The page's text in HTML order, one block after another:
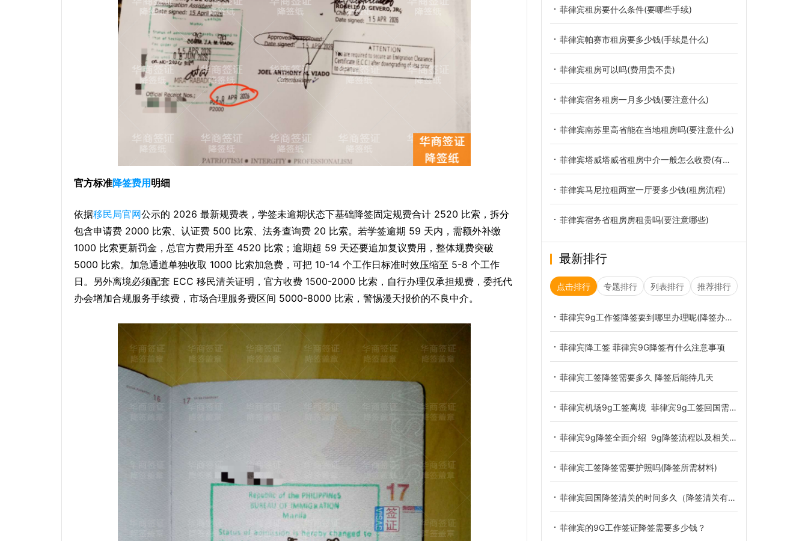
官方标准降签费用 明细
依据移民局官网公示的 2026 最新规费表，学签未逾期状态下基础降签固定规费合计 2520 比索，拆分
包含申请费 2000 比索、认证费 500 比索、法务查询费 20 比索。若学签逾期 59 天内，需额外补缴
1000 比索更新罚金，总官方费用升至 4520 比索；逾期超 59 天还要追加复议费用，整体规费突破
5000 比索。加急通道单独收取 1000 比索加急费，可把 10-14 个工作日标准时效压缩至 5-8 个工作
日。另外离境必须配套 ECC 移民清关证明，官方收费 1500-2000 比索，自行办理仅承担规费，委托代
办会增加合规服务手续费，市场合理服务费区间 5000-8000 比索，警惕漫天报价的不良中介。
菲律宾租房要什么条件(要哪些手续)
菲律宾帕赛市租房要多少钱(手续是什么)
菲律宾租房可以吗(费用贵不贵)
菲律宾宿务租房一月多少钱(要注意什么)
菲律宾南苏里高省能在当地租房吗(要注意什么)
菲律宾塔威塔威省租房中介一般怎么收费(有什么手续)
菲律宾马尼拉租两室一厅要多少钱(租房流程)
菲律宾宿务省租房房租贵吗(要注意哪些)
最新排行
点击排行 专题排行 列表排行 推荐排行
菲律宾9g工作签降签要到哪里办理呢(降签办理介绍)
菲律宾降工签 菲律宾9G降签有什么注意事项
菲律宾工签降签需要多久 降签后能待几天
菲律宾机场9g工签离境 菲律宾9g工签回国需要降签吗
菲律宾9g降签全面介绍 9g降签流程以及相关的材料
菲律宾工签降签需要护照吗(降签所需材料)
菲律宾回国降签清关的时间多久（降签清关有效期讲解）
菲律宾的9G工作签证降签需要多少钱？